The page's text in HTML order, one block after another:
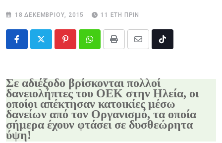
18 ΔΕΚΕΜΒΡΊΟΥ, 2015 11 ΈΤΗ ΠΡΙΝ
PinterestWhatsappPrint
Share
Tiktok
Σε αδιέξοδο βρίσκονται πολλοί
δανειολήπτες του ΟΕΚ στην Ηλεία, οι
οποίοι απέκτησαν κατοικίες μέσω
δανείων από τον Οργανισμό, τα οποία
σήμερα έχουν φτάσει σε δυσθεώρητα
ύψη!